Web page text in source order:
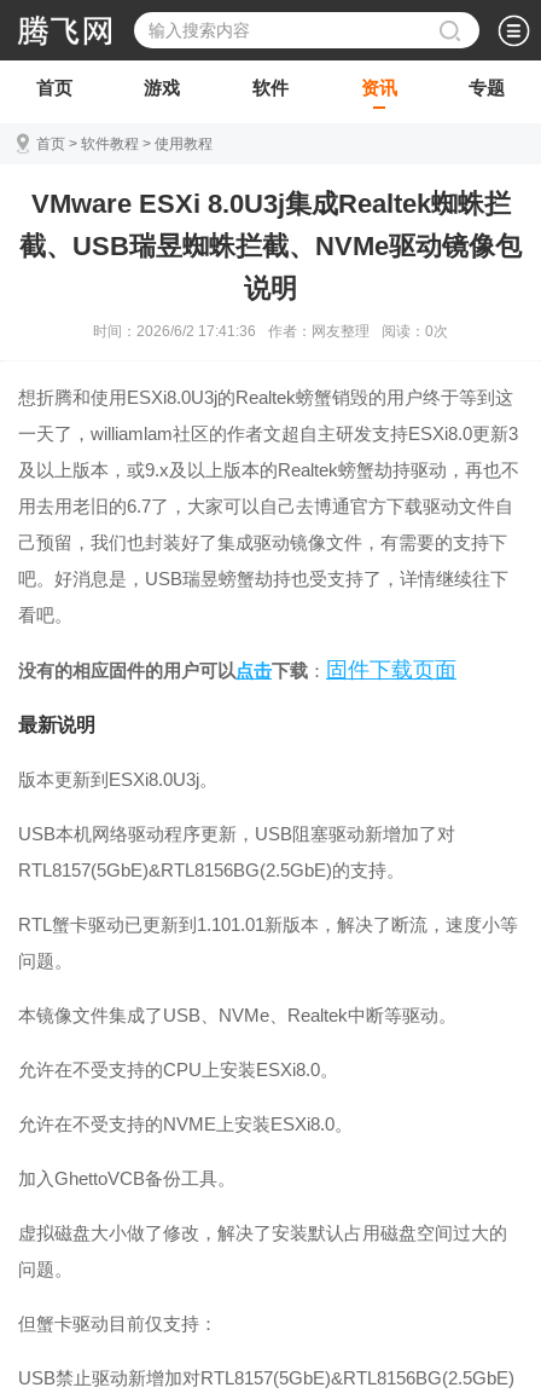
首页 游戏 软件 资讯 专题
首页 > 软件教程 > 使用教程
VMware ESXi 8.0U3j集成Realtek蜘蛛拦
截、USB瑞昱蜘蛛拦截、NVMe驱动镜像包
说明
时间：2026/6/2 17:41:36 作者：网友整理 阅读： 0次
想折腾和使用ESXi8.0U3j的Realtek螃蟹销毁的用户终于等到这
一天了，williamlam社区的作者文超自主研发支持ESXi8.0更新3
及以上版本，或9.x及以上版本的Realtek螃蟹劫持驱动，再也不
用去用老旧的6.7了，大家可以自己去博通官方下载驱动文件自
己预留，我们也封装好了集成驱动镜像文件，有需要的支持下
吧。好消息是，USB瑞昱螃蟹劫持也受支持了，详情继续往下
看吧。
没有的相应固件的用户可以点击下载 ： 固件下载页面
最新说明
版本更新到ESXi8.0U3j。
USB本机网络驱动程序更新，USB阻塞驱动新增加了对
RTL8157(5GbE)&RTL8156BG(2.5GbE)的支持。
RTL蟹卡驱动已更新到1.101.01新版本，解决了断流，速度小等
问题。
本镜像文件集成了USB、NVMe、Realtek中断等驱动。
允许在不受支持的CPU上安装ESXi8.0。
允许在不受支持的NVME上安装ESXi8.0。
加入GhettoVCB备份工具。
虚拟磁盘大小做了修改，解决了安装默认占用磁盘空间过大的
问题。
但蟹卡驱动目前仅支持：
USB禁止驱动新增加对RTL8157(5GbE)&RTL8156BG(2.5GbE)